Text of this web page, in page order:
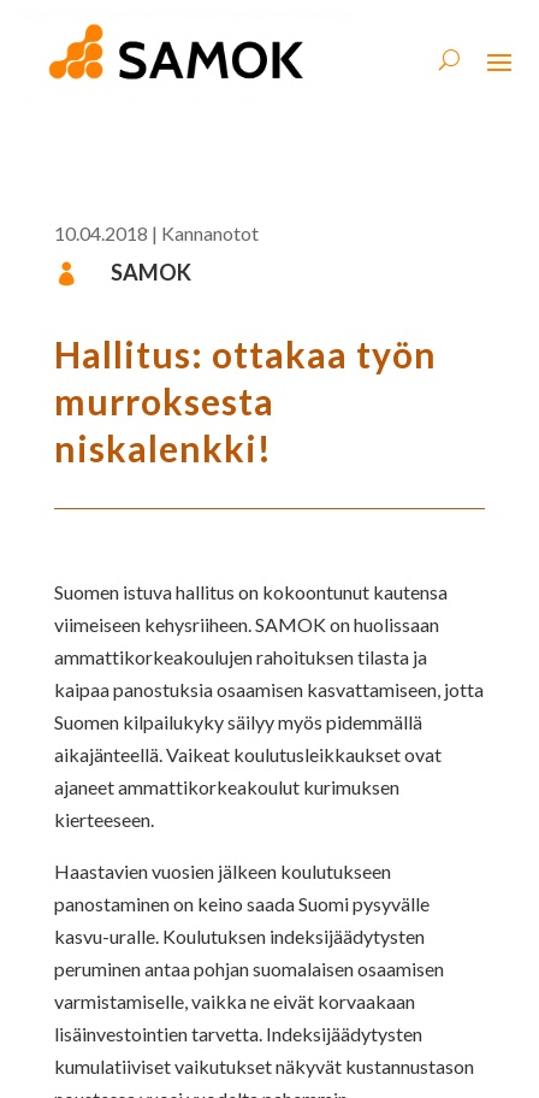
10.04.2018 | Kannanotot
 SAMOK
Hallitus: ottakaa työn
murroksesta
niskalenkki!
Suomen istuva hallitus on kokoontunut kautensa
viimeiseen kehysriiheen. SAMOK on huolissaan
ammattikorkeakoulujen rahoituksen tilasta ja
kaipaa panostuksia osaamisen kasvattamiseen, jotta
Suomen kilpailukyky säilyy myös pidemmällä
aikajänteellä. Vaikeat koulutusleikkaukset ovat
ajaneet ammattikorkeakoulut kurimuksen
kierteeseen.
Haastavien vuosien jälkeen koulutukseen
panostaminen on keino saada Suomi pysyvälle
kasvu-uralle. Koulutuksen indeksijäädytysten
peruminen antaa pohjan suomalaisen osaamisen
varmistamiselle, vaikka ne eivät korvaakaan
lisäinvestointien tarvetta. Indeksijäädytysten
kumulatiiviset vaikutukset näkyvät kustannustason